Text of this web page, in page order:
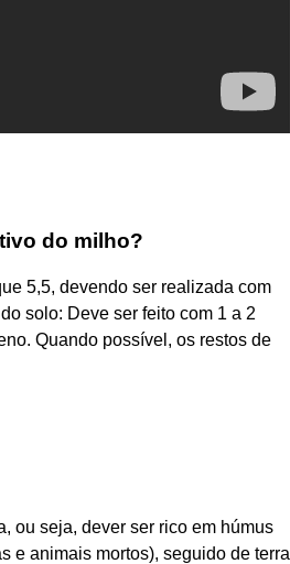
do milho?
5,5, devendo ser realizada com
solo: Deve ser feito com 1 a 2
Quando possível, os restos de
ou seja, dever ser rico em húmus
e animais mortos), seguido de terra